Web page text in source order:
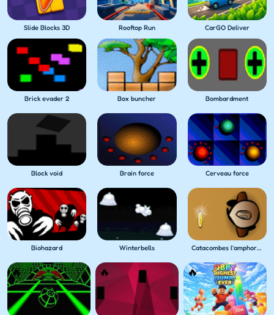
Slide Blocks 3D Rooftop Run CarGO Deliver
Brick evader 2 Box buncher Bombardment
Block void Brain force Cerveau force
Biohazard Winterbells Catacombes l'amphora perdu